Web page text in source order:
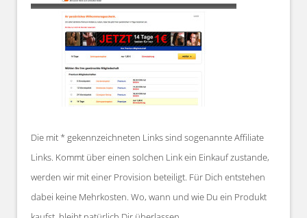
Die mit * gekennzeichneten Links sind sogenannte Affiliate
Links. Kommt über einen solchen Link ein Einkauf zustande,
werden wir mit einer Provision beteiligt. Für Dich entstehen
dabei keine Mehrkosten. Wo, wann und wie Du ein Produkt